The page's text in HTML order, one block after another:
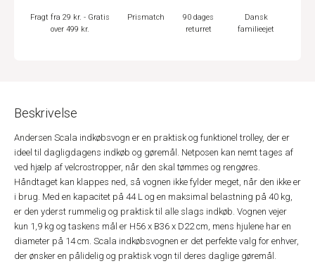
Fragt fra 29 kr. - Gratis
over 499 kr.
Prismatch
90 dages
returret
Dansk
familieejet
Beskrivelse
Andersen Scala indkøbsvogn er en praktisk og funktionel trolley, der er
ideel til dagligdagens indkøb og gøremål. Netposen kan nemt tages af
ved hjælp af velcrostropper, når den skal tømmes og rengøres.
Håndtaget kan klappes ned, så vognen ikke fylder meget, når den ikke er
i brug. Med en kapacitet på 44 L og en maksimal belastning på 40 kg,
er den yderst rummelig og praktisk til alle slags indkøb. Vognen vejer
kun 1,9 kg og taskens mål er H56 x B36 x D22 cm, mens hjulene har en
diameter på 14 cm. Scala indkøbsvognen er det perfekte valg for enhver,
der ønsker en pålidelig og praktisk vogn til deres daglige gøremål.